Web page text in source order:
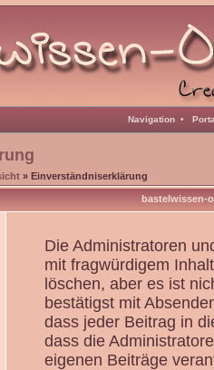
Navigation •
» Einverständniserklärung
bastelwissen-
Die Administratoren
mit fragwürdigem
löschen, aber es ist
bestätigst mit
dass jeder Beitrag in
dass die
eigenen Beiträge